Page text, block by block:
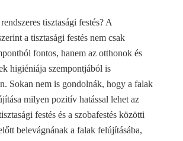
tisztasági festés? A
a tisztasági festés nem csak
fontos, hanem az otthonok és
higiéniája szempontjából is
Sokan nem is gondolnák, hogy a falak
milyen pozitív hatással lehet az
festés és a szobafestés közötti
belevágnának a falak felújításába,